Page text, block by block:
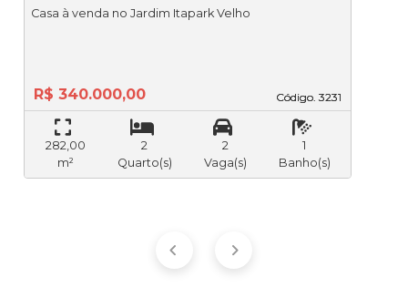
Código. 3231
Código. 3231
Casa à venda no Jardim Itapark Velho
R$ 340.000,00
282,00
m²
2
Quarto(s)
2
Vaga(s)
1
Banho(s)